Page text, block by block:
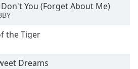
Don't You (Forget About Me)
the Tiger
Dreams